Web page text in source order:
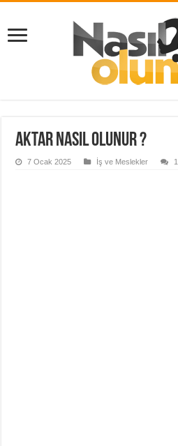
Aktar Nasıl Olunur ?
7 Ocak 2025 İş ve Meslekler